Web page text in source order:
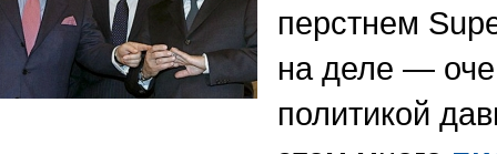
перстнем
на деле —
политикой